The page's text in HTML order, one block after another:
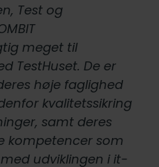
Test og
meget til
TestHuset. De er
høje faglighed
kvalitetssikring
samt deres
kompetencer som
udviklingen i it-